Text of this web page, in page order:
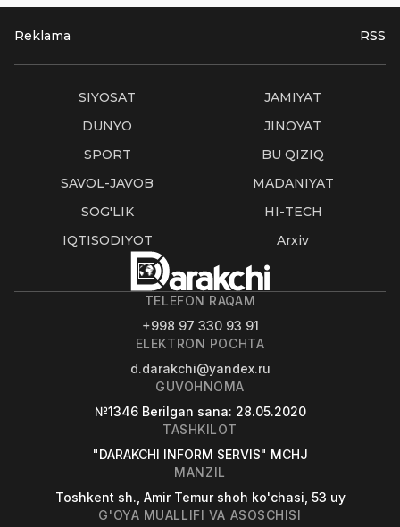
Reklama RSS
SIYOSAT
JAMIYAT
DUNYO
JINOYAT
SPORT
BU QIZIQ
SAVOL-JAVOB
MADANIYAT
SOG'LIK
HI-TECH
IQTISODIYOT
Arxiv
TELEFON RAQAM
+998 97 330 93 91
ELEKTRON POCHTA
d.darakchi@yandex.ru
GUVOHNOMA
№1346 Berilgan sana: 28.05.2020
TASHKILOT
"DARAKCHI INFORM SERVIS" MCHJ
MANZIL
Toshkent sh., Amir Temur shoh ko'chasi, 53 uy
G'OYA MUALLIFI VA ASOSCHISI